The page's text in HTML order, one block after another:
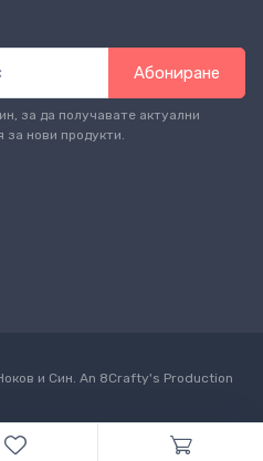
Абониране
за да получавате актуални
за нови продукти.
и Син. An 8Crafty's Production